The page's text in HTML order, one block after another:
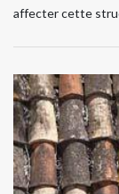
affecter cette